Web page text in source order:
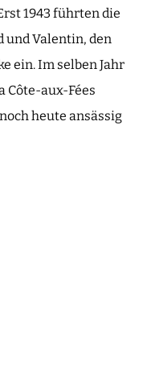
1943 führten die
und Valentin, den
ein. Im selben Jahr
Côte-aux-Fées
heute ansässig